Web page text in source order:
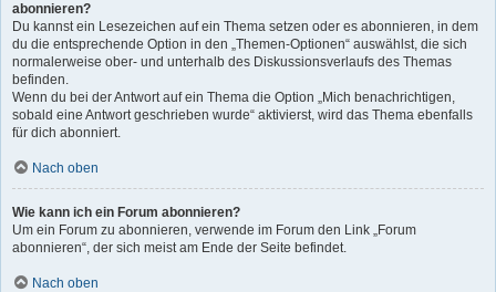
abonnieren?
Du kannst ein Lesezeichen auf ein Thema setzen oder es abonnieren, in dem
du die entsprechende Option in den „Themen-Optionen“ auswählst, die sich
normalerweise ober- und unterhalb des Diskussionsverlaufs des Themas
befinden.
Wenn du bei der Antwort auf ein Thema die Option „Mich benachrichtigen,
sobald eine Antwort geschrieben wurde“ aktivierst, wird das Thema ebenfalls
für dich abonniert.
Nach oben
Wie kann ich ein Forum abonnieren?
Um ein Forum zu abonnieren, verwende im Forum den Link „Forum
abonnieren“, der sich meist am Ende der Seite befindet.
Nach oben